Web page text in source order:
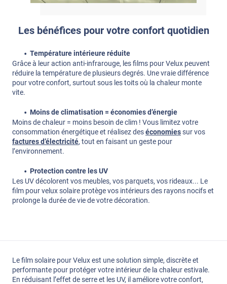
Les bénéfices pour votre confort quotidien
Température intérieure réduite
Grâce à leur action anti-infrarouge, les films pour Velux peuvent
réduire la température de plusieurs degrés. Une vraie différence
pour votre confort, surtout sous les toits où la chaleur monte
vite.
Moins de climatisation = économies d’énergie
Moins de chaleur = moins besoin de clim ! Vous limitez votre
consommation énergétique et réalisez deséconomiessur vos
factures d’électricité, tout en faisant un geste pour
l’environnement.
Protection contre les UV
Les UV décolorent vos meubles, vos parquets, vos rideaux... Le
film pour velux solaire protège vos intérieurs des rayons nocifs et
prolonge la durée de vie de votre décoration.
Le film solaire pour Velux est une solution simple, discrète et
performante pour protéger votre intérieur de la chaleur estivale.
En réduisant l’effet de serre et les UV, il améliore votre confort,